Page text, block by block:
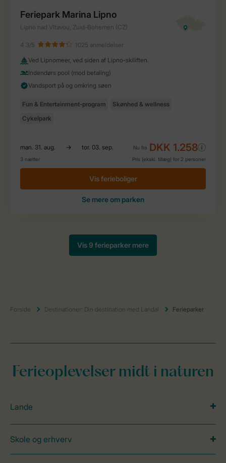
Forside Destinationer: Din destination med Landal Ferieparker
Ferieoplevelser midt i naturen
Lande
Skole og erhverv